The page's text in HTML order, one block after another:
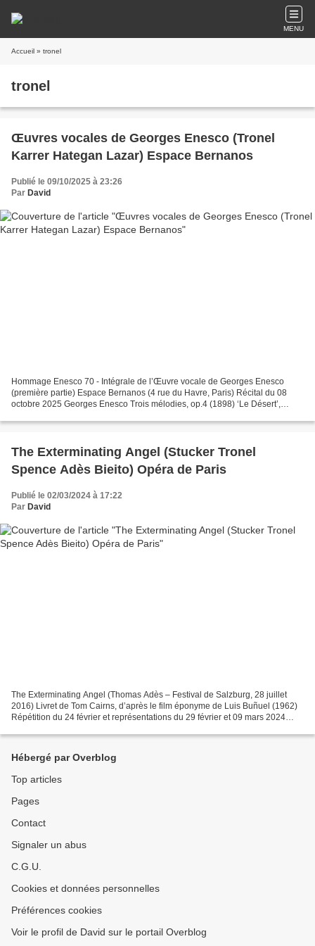
MENU
Accueil » tronel
tronel
Œuvres vocales de Georges Enesco (Tronel
Karrer Hategan Lazar) Espace Bernanos
Publié le 09/10/2025 à 23:26
Par David
Hommage Enesco 70 - Intégrale de l’Œuvre vocale de Georges Enesco
(première partie) Espace Bernanos (4 rue du Havre, Paris) Récital du 08
octobre 2025 Georges Enesco Trois mélodies, op.4 (1898) ‘Le Désert’,
The Exterminating Angel (Stucker Tronel
Spence Adès Bieito) Opéra de Paris
Publié le 02/03/2024 à 17:22
Par David
The Exterminating Angel (Thomas Adès – Festival de Salzburg, 28 juillet
2016) Livret de Tom Cairns, d’après le film éponyme de Luis Buñuel (1962)
Répétition du 24 février et représentations du 29 février et 09 mars 2024
Hébergé par Overblog
Top articles
Pages
Contact
Signaler un abus
C.G.U.
Cookies et données personnelles
Préférences cookies
Voir le profil de David sur le portail Overblog